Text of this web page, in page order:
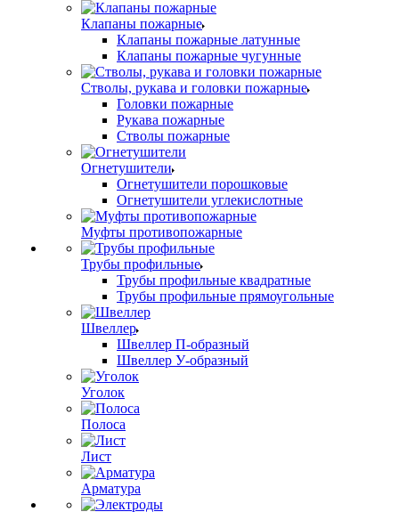
Клапаны пожарные
Клапаны пожарные латунные
Клапаны пожарные чугунные
Стволы, рукава и головки пожарные
Головки пожарные
Рукава пожарные
Стволы пожарные
Огнетушители
Огнетушители порошковые
Огнетушители углекислотные
Муфты противопожарные
Трубы профильные
Трубы профильные квадратные
Трубы профильные прямоугольные
Швеллер
Швеллер П-образный
Швеллер У-образный
Уголок
Полоса
Лист
Арматура